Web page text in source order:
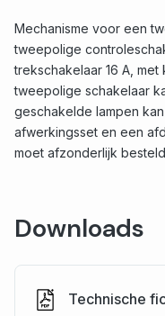
Mechanisme voor een
tweepolige
trekschakelaar 16 A,
tweepolige schakelaar
geschakelde lampen
afwerkingsset en een
moet afzonderlijk
Downloads
Technische